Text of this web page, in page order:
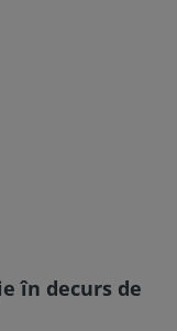
în decurs de